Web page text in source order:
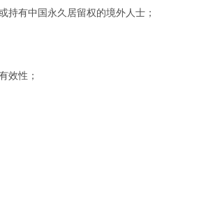
持有中国永久居留权的境外人士；
效性；